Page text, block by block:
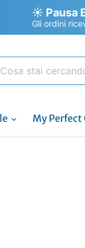
☀️ Pausa
Gli ordini
My